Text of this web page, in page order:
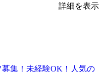
詳細を表示